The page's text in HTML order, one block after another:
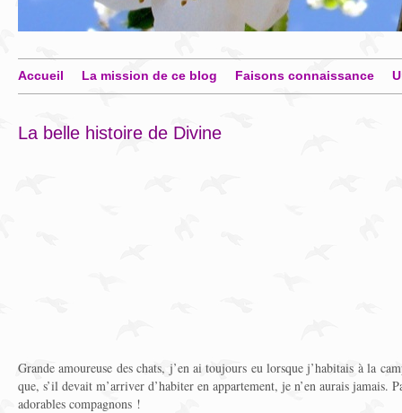
Accueil La mission de ce blog Faisons connaissance
La belle histoire de Divine
Grande amoureuse des chats, j’en ai toujours eu lorsque j’habitais à la
que, s’il devait m’arriver d’habiter en appartement, je n’en aurais jamais.
adorables compagnons !